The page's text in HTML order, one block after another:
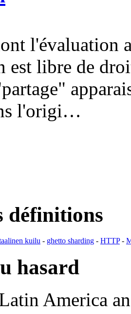
l'évaluation
est libre de
l'origi…
définitions
kuilu - ghetto sharding - HTTP-
hasard
America